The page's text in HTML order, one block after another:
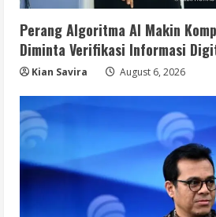
Perang Algoritma AI Makin
Diminta Verifikasi Informasi
Kian Savira August 6, 2026